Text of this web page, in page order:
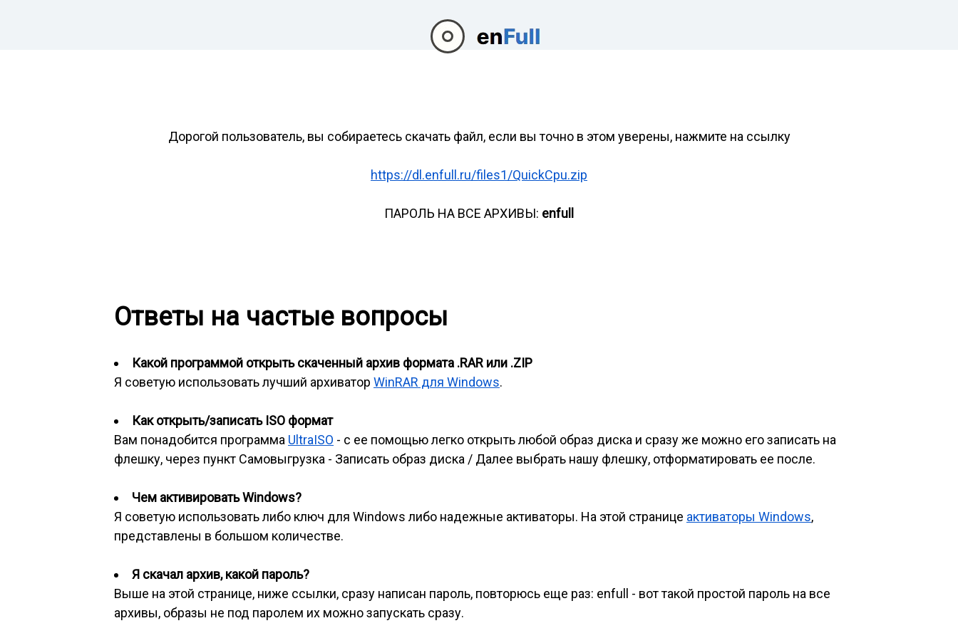
Дорогой пользователь, вы собираетесь скачать файл, если вы точно в этом уверены, нажмите на ссылку
https://dl.enfull.ru/files1/QuickCpu.zip
ПАРОЛЬ НА ВСЕ АРХИВЫ: enfull
Ответы на частые вопросы
Какой программой открыть скаченный архив формата .RAR или .ZIP
Я советую использовать лучший архиватор WinRAR для Windows.
Как открыть/записать ISO формат
Вам понадобится программа UltraISO - с ее помощью легко открыть любой образ диска и сразу же можно его записать на
флешку, через пункт Самовыгрузка - Записать образ диска / Далее выбрать нашу флешку, отформатировать ее после.
Чем активировать Windows?
Я советую использовать либо ключ для Windows либо надежные активаторы. На этой странице активаторы Windows,
представлены в большом количестве.
Я скачал архив, какой пароль?
Выше на этой странице, ниже ссылки, сразу написан пароль, повторюсь еще раз: enfull - вот такой простой пароль на все
архивы, образы не под паролем их можно запускать сразу.